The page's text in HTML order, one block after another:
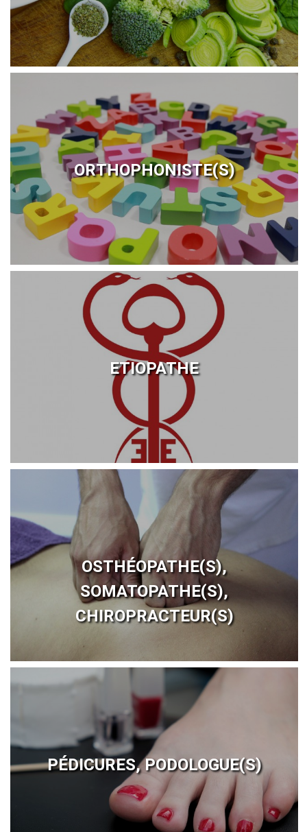
ORTHOPHONISTE(S)
ETIOPATHE
OSTHÉOPATHE(S),
SOMATOPATHE(S),
CHIROPRACTEUR(S)
PÉDICURES, PODOLOGUE(S)